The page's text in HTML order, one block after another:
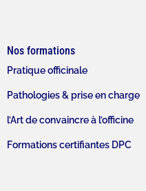
Nos formations
Pratique officinale
Pathologies & prise en charge
l’Art de convaincre à l’officine
Formations certifiantes DPC